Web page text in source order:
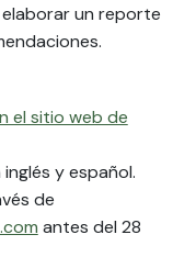
un reporte
el sitio web de
y español.
de
antes del 28